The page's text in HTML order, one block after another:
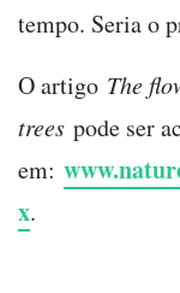
tempo. Seria o
O artigo The
trees pode ser
em:
x.